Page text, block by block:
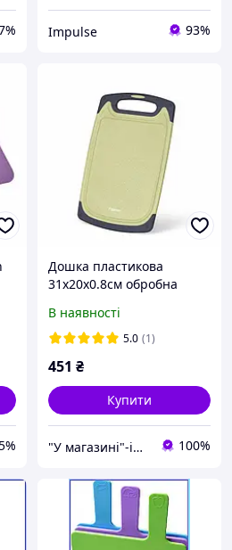
Impulse 93%
Дошка пластикова
31х20х0.8см обробна
В наявності
5.0 (1)
451 ₴
Купити
"У магазині"-інтернет магазин 100%